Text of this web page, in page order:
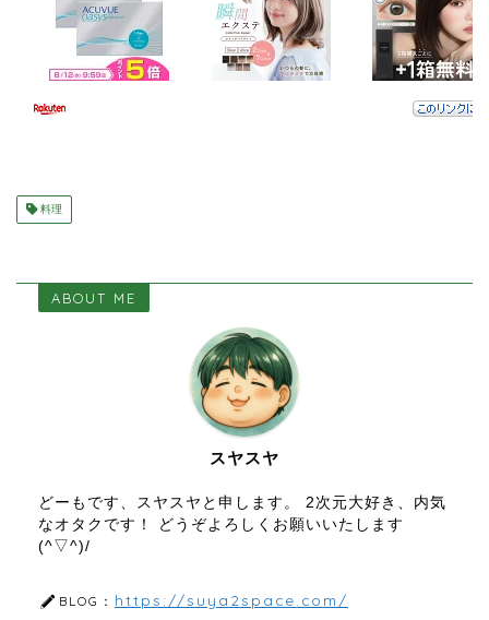
料理
ABOUT ME
スヤスヤ
どーもです、スヤスヤと申します。 2次元大好き、内気
なオタクです！ どうぞよろしくお願いいたします
(^▽^)/
BLOG： https://suya2space.com/